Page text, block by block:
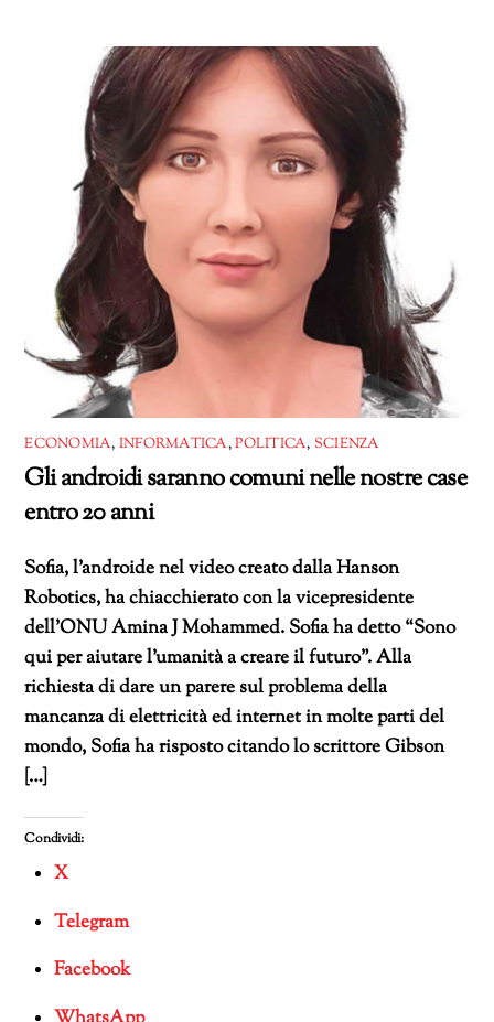
ECONOMIA, INFORMATICA,POLITICA, SCIENZA
Gli androidi saranno comuni nelle nostre case
entro 20 anni
Sofia, l’androide nel video creato dalla Hanson
Robotics, ha chiacchierato con la vicepresidente
dell’ONU Amina J Mohammed. Sofia ha detto “Sono
qui per aiutare l’umanità a creare il futuro”. Alla
richiesta di dare un parere sul problema della
mancanza di elettricità ed internet in molte parti del
mondo, Sofia ha risposto citando lo scrittore Gibson
[…]
Condividi:
X
Telegram
Facebook